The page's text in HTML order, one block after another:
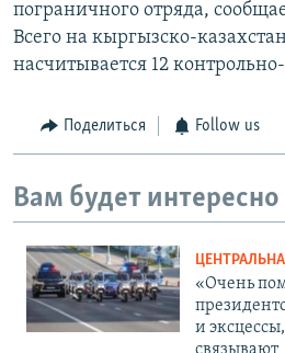
пограничного отряда,
Всего на кыргызско-
насчитывается 12
Поделиться Follow us
Вам будет интересно
«Очень
и